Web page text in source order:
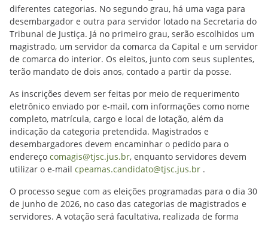
diferentes categorias. No segundo grau, há uma vaga para
desembargador e outra para servidor lotado na Secretaria do
Tribunal de Justiça. Já no primeiro grau, serão escolhidos um
magistrado, um servidor da comarca da Capital e um servidor
de comarca do interior. Os eleitos, junto com seus suplentes,
terão mandato de dois anos, contado a partir da posse.
As inscrições devem ser feitas por meio de requerimento
eletrônico enviado por e-mail, com informações como nome
completo, matrícula, cargo e local de lotação, além da
indicação da categoria pretendida. Magistrados e
desembargadores devem encaminhar o pedido para o
endereço comagis@tjsc.jus.br, enquanto servidores devem
utilizar o e-mail cpeamas.candidato@tjsc.jus.br .
O processo segue com as eleições programadas para o dia 30
de junho de 2026, no caso das categorias de magistrados e
servidores. A votação será facultativa, realizada de forma